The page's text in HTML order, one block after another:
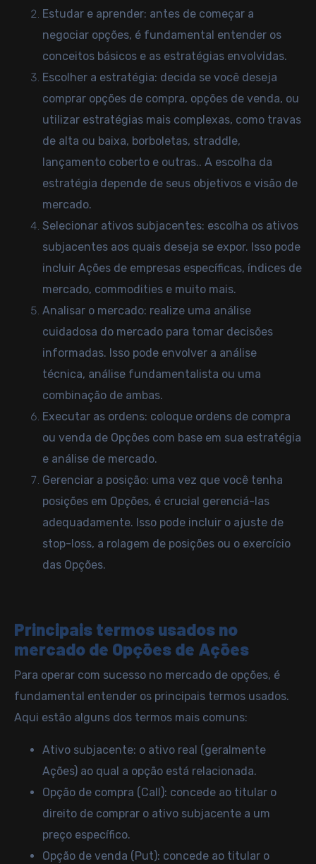
Estudar e aprender: antes de começar a
negociar opções, é fundamental entender os
conceitos básicos e as estratégias envolvidas.
Escolher a estratégia: decida se você deseja
comprar opções de compra, opções de venda, ou
utilizar estratégias mais complexas, como travas
de alta ou baixa, borboletas, straddle,
lançamento coberto e outras.. A escolha da
estratégia depende de seus objetivos e visão de
mercado.
Selecionar ativos subjacentes: escolha os ativos
subjacentes aos quais deseja se expor. Isso pode
incluir Ações de empresas específicas, índices de
mercado, commodities e muito mais.
Analisar o mercado: realize uma análise
cuidadosa do mercado para tomar decisões
informadas. Isso pode envolver a análise
técnica, análise fundamentalista ou uma
combinação de ambas.
Executar as ordens: coloque ordens de compra
ou venda de Opções com base em sua estratégia
e análise de mercado.
Gerenciar a posição: uma vez que você tenha
posições em Opções, é crucial gerenciá-las
adequadamente. Isso pode incluir o ajuste de
stop-loss, a rolagem de posições ou o exercício
das Opções.
Principais termos usados no
mercado de Opções de Ações
Para operar com sucesso no mercado de opções, é
fundamental entender os principais termos usados.
Aqui estão alguns dos termos mais comuns:
Ativo subjacente: o ativo real (geralmente
Ações) ao qual a opção está relacionada.
Opção de compra (Call): concede ao titular o
direito de comprar o ativo subjacente a um
preço específico.
Opção de venda (Put): concede ao titular o